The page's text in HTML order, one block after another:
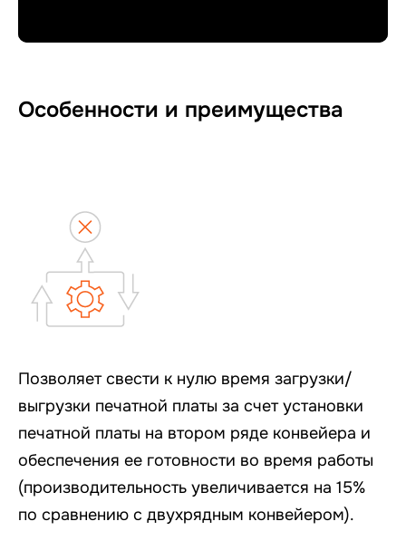
Особенности и преимущества
Позволяет свести к нулю время загрузки/
выгрузки печатной платы за счет установки
печатной платы на втором ряде конвейера и
обеспечения ее готовности во время работы
(производительность увеличивается на 15%
по сравнению с двухрядным конвейером).